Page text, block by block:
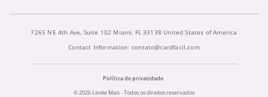
7265 NE 4th Ave, Suite 102 Miami, FL 33138 United States of America
Contact Information: contato@cardfacil.com
Política de privacidade
© 2026 Limite Mais - Todos os direitos reservados